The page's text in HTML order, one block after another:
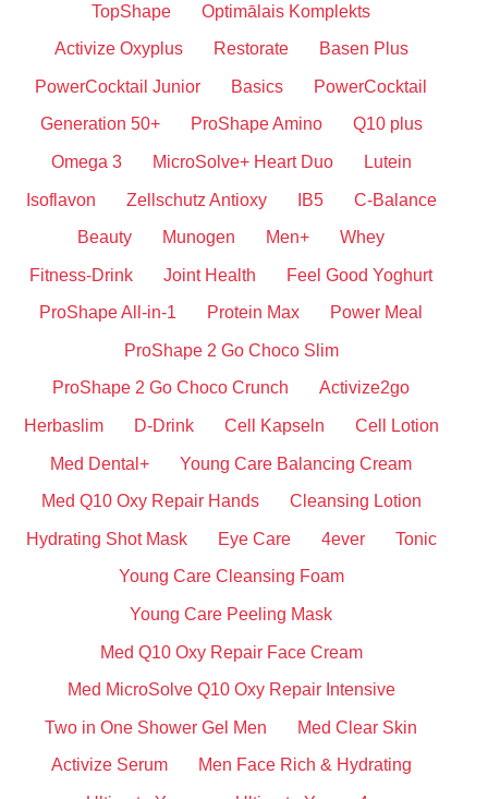
TopShape Optimālais Komplekts
Activize Oxyplus Restorate Basen Plus
PowerCocktail Junior Basics PowerCocktail
Generation 50+ ProShape Amino Q10 plus
Omega 3 MicroSolve+ Heart Duo Lutein
Isoflavon Zellschutz Antioxy IB5 C-Balance
Beauty Munogen Men+ Whey
Fitness-Drink Joint Health Feel Good Yoghurt
ProShape All-in-1 Protein Max Power Meal
ProShape 2 Go Choco Slim
ProShape 2 Go Choco Crunch Activize2go
Herbaslim D-Drink Cell Kapseln Cell Lotion
Med Dental+ Young Care Balancing Cream
Med Q10 Oxy Repair Hands Cleansing Lotion
Hydrating Shot Mask Eye Care 4ever Tonic
Young Care Cleansing Foam
Young Care Peeling Mask
Med Q10 Oxy Repair Face Cream
Med MicroSolve Q10 Oxy Repair Intensive
Two in One Shower Gel Men Med Clear Skin
Activize Serum Men Face Rich & Hydrating